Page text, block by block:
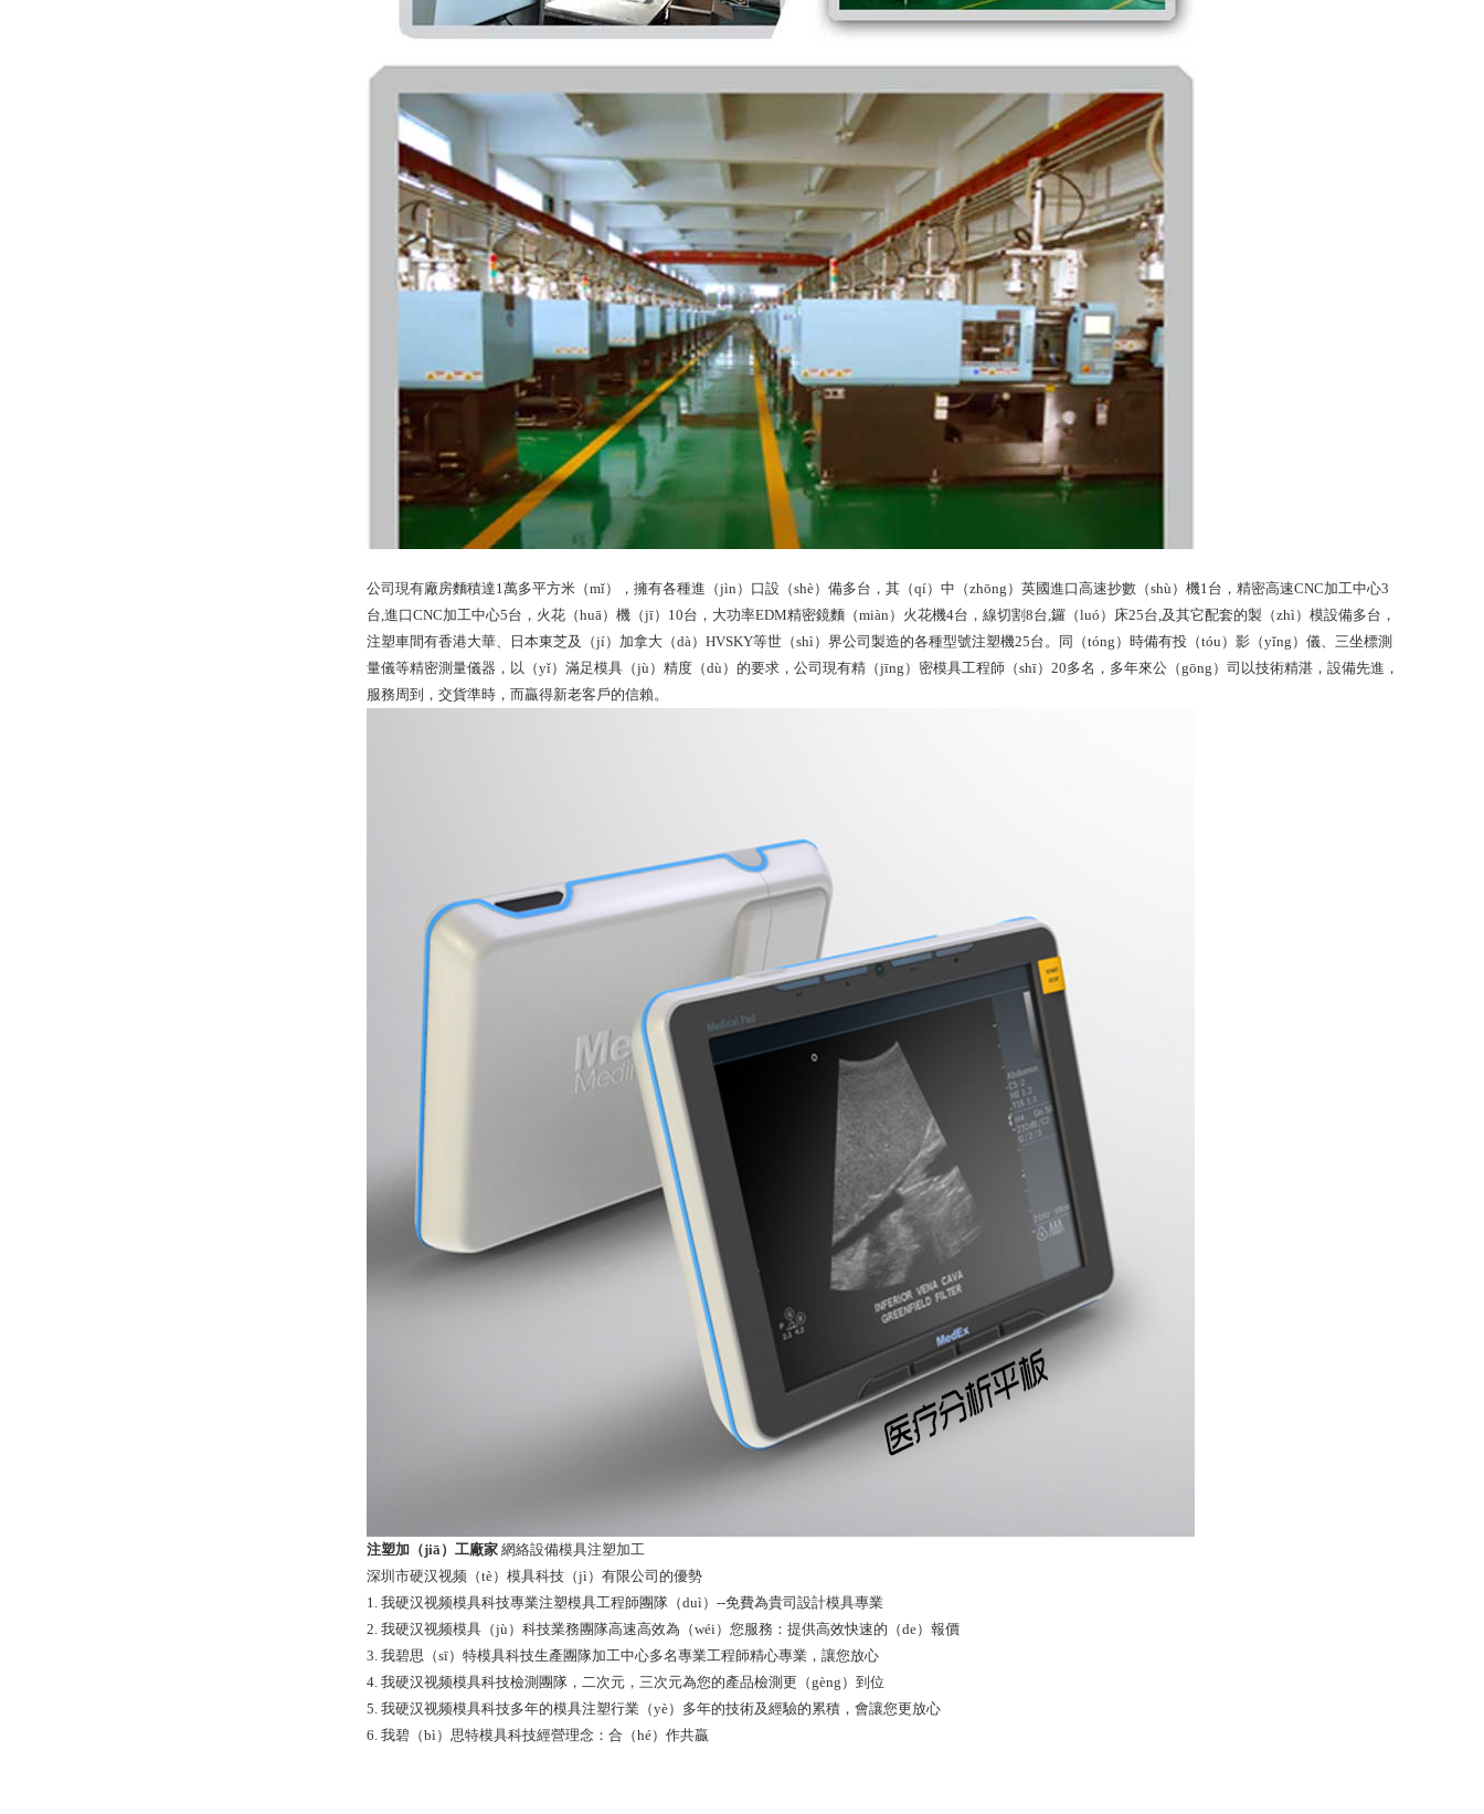
公司現有廠房麵積達1萬多平方米（mǐ），擁有各種進（jìn）口設（shè）備多台，其（qí）中（zhōng）英國進口高速抄數（shù）機1台，精密高速CNC加工中心3
台,進口CNC加工中心5台，火花（huā）機（jī）10台，大功率EDM精密鏡麵（miàn）火花機4台，線切割8台,鑼（luó）床25台,及其它配套的製（zhì）模設備多台，
注塑車間有香港大華、日本東芝及（jí）加拿大（dà）HVSKY等世（shì）界公司製造的各種型號注塑機25台。同（tóng）時備有投（tóu）影（yǐng）儀、三坐標測
量儀等精密測量儀器，以（yǐ）滿足模具（jù）精度（dù）的要求，公司現有精（jīng）密模具工程師（shī）20多名，多年來公（gōng）司以技術精湛，設備先進，
服務周到，交貨準時，而贏得新老客戶的信賴。
注塑加（jiā）工廠家 網絡設備模具注塑加工
深圳市硬汉视频（tè）模具科技（jì）有限公司的優勢
1. 我硬汉视频模具科技專業注塑模具工程師團隊（duì）--免費為貴司設計模具專業
2. 我硬汉视频模具（jù）科技業務團隊高速高效為（wéi）您服務：提供高效快速的（de）報價
3. 我碧思（sī）特模具科技生產團隊加工中心多名專業工程師精心專業，讓您放心
4. 我硬汉视频模具科技檢測團隊，二次元，三次元為您的產品檢測更（gèng）到位
5. 我硬汉视频模具科技多年的模具注塑行業（yè）多年的技術及經驗的累積，會讓您更放心
6. 我碧（bì）思特模具科技經營理念：合（hé）作共贏